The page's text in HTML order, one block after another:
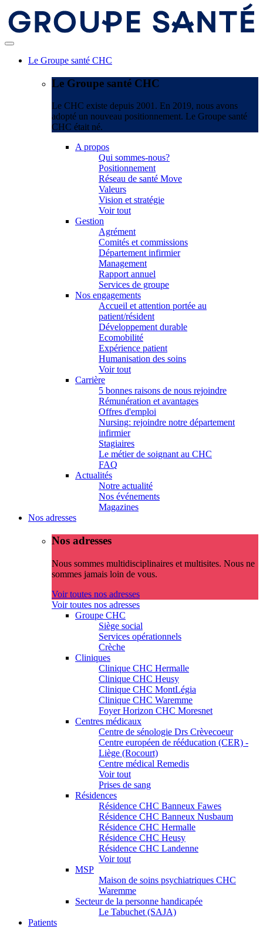
Le Groupe santé CHC
Le Groupe santé CHC
Le CHC existe depuis 2001. En 2019, nous avons
adopté un nouveau positionnement. Le Groupe santé
CHC était né.
A propos
Qui sommes-nous?
Positionnement
Réseau de santé Move
Valeurs
Vision et stratégie
Voir tout
Gestion
Agrément
Comités et commissions
Département infirmier
Management
Rapport annuel
Services de groupe
Nos engagements
Accueil et attention portée au
patient/résident
Développement durable
Ecomobilité
Expérience patient
Humanisation des soins
Voir tout
Carrière
5 bonnes raisons de nous rejoindre
Rémunération et avantages
Offres d'emploi
Nursing: rejoindre notre département
infirmier
Stagiaires
Le métier de soignant au CHC
FAQ
Actualités
Notre actualité
Nos événements
Magazines
Nos adresses
Nos adresses
Nous sommes multidisciplinaires et multisites. Nous ne
sommes jamais loin de vous.
Voir toutes nos adresses
Voir toutes nos adresses
Groupe CHC
Siège social
Services opérationnels
Crèche
Cliniques
Clinique CHC Hermalle
Clinique CHC Heusy
Clinique CHC MontLégia
Clinique CHC Waremme
Foyer Horizon CHC Moresnet
Centres médicaux
Centre de sénologie Drs Crèvecoeur
Centre européen de rééducation (CER) -
Liège (Rocourt)
Centre médical Remedis
Voir tout
Prises de sang
Résidences
Résidence CHC Banneux Fawes
Résidence CHC Banneux Nusbaum
Résidence CHC Hermalle
Résidence CHC Heusy
Résidence CHC Landenne
Voir tout
MSP
Maison de soins psychiatriques CHC
Waremme
Secteur de la personne handicapée
Le Tabuchet (SAJA)
Patients